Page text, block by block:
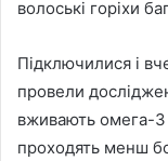
волоські горіхи
Підключилися і
провели
вживають омега-3
проходять менш